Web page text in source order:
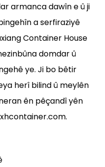
armanca dawîn e û ji
a serfiraziyê
Container House
domdar û
ye. Ji bo bêtir
herî bilind û meylên
ên pêçandî yên